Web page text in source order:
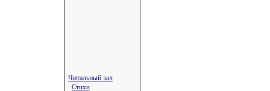
Читальный зал
Стихи